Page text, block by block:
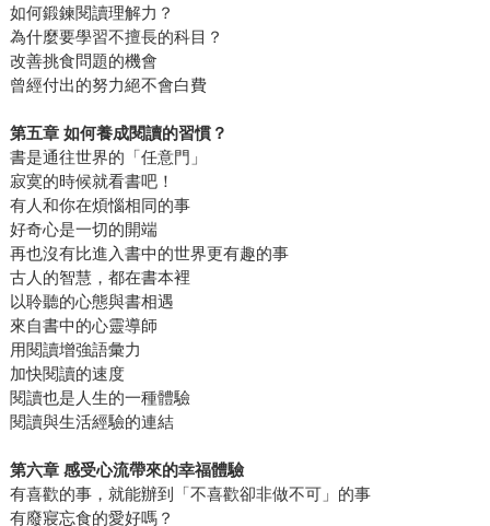
如何鍛鍊閱讀理解力？
為什麼要學習不擅長的科目？
改善挑食問題的機會
曾經付出的努力絕不會白費
第五章 如何養成閱讀的習慣？
書是通往世界的「任意門」
寂寞的時候就看書吧！
有人和你在煩惱相同的事
好奇心是一切的開端
再也沒有比進入書中的世界更有趣的事
古人的智慧，都在書本裡
以聆聽的心態與書相遇
來自書中的心靈導師
用閱讀增強語彙力
加快閱讀的速度
閱讀也是人生的一種體驗
閱讀與生活經驗的連結
第六章 感受心流帶來的幸福體驗
有喜歡的事，就能辦到「不喜歡卻非做不可」的事
有廢寢忘食的愛好嗎？